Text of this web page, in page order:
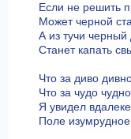
Если не решить
Может черной
А из тучи черный
Станет капать
Что за диво
Что за чудо
Я увидел вдалеке
Поле изумрудное.